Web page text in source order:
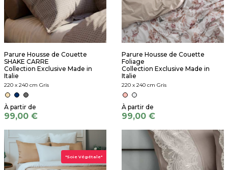
Parure Housse de Couette
SHAKE CARRE
Collection Exclusive Made in
Italie
220 x 240 cm Gris
99,00 €
Parure Housse de Couette
Foliage
Collection Exclusive Made in
Italie
220 x 240 cm Gris
99,00 €
"Soie Végétale"